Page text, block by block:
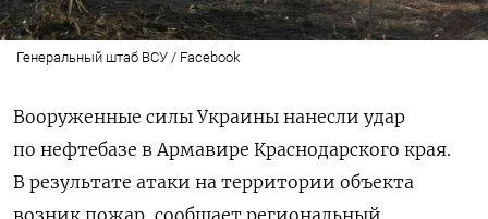
Генеральный штаб ВСУ / Facebook
Вооруженные силы Украины нанесли удар
по нефтебазе в Армавире Краснодарского края.
В результате атаки на территории объекта
возник пожар, сообщает региональный